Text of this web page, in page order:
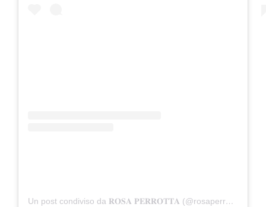
Un post condiviso da 𝐑𝐎𝐒𝐀 𝐏𝐄𝐑𝐑𝐎𝐓𝐓𝐀 (@rosaperrotta__)